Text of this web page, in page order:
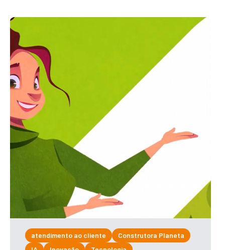
atendimento ao cliente
Construtora Planeta